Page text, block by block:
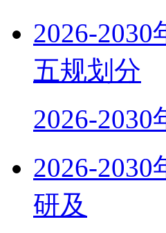
2026-
五规划分
2026-
2026-2030
研及